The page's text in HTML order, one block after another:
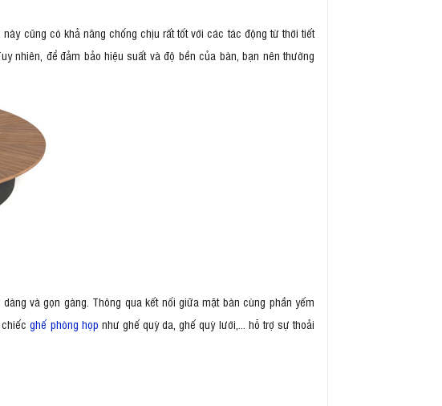
cũng có khả năng chống chịu rất tốt với các tác động từ thời tiết
nhiên, để đảm bảo hiệu suất và độ bền của bàn, bạn nên thường
và gọn gàng. Thông qua kết nối giữa mặt bàn cùng phần yếm
chiếcghế phòng họp như ghế quỳ da, ghế quỳ lưới,... hỗ trợ sự thoải